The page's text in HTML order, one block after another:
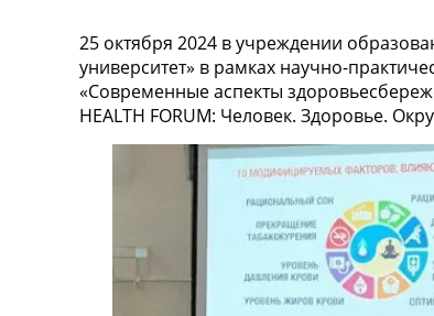
25 октября 2024 в учреждении
университет» в рамках научно-
«Современные аспекты
HEALTH FORUM: Человек. Здоровье.